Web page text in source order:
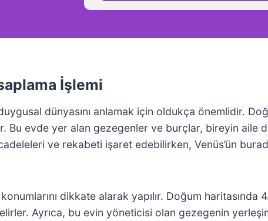
İşlemi
dünyasını anlamak için oldukça önemlidir.
Bu evde yer alan gezegenler ve burçlar, bireyin aile
ve rekabeti işaret edebilirken, Venüs’ün
dikkate alarak yapılır. Doğum haritasında
Ayrıca, bu evin yöneticisi olan gezegenin